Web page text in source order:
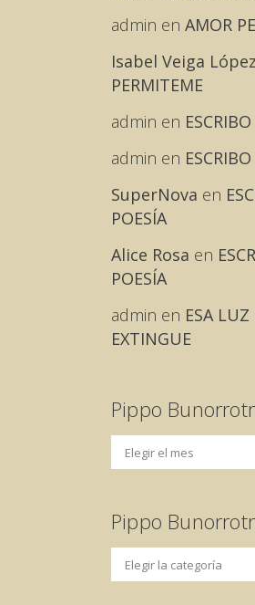
admin en AMOR
Isabel Veiga López
PERMITEME
admin en
admin en
SuperNova en
POESÍA
Alice Rosa en
POESÍA
admin en ESA LUZ
EXTINGUE
Pippo
Pippo